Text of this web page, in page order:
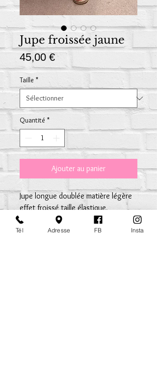
Jupe froissée jaune
45,00 €Prix
Taille *
Quantité *
Ajouter au panier
Jupe longue doublée matière légère
effet froissé taille élastique,
empiècements volantés sublimés par
des bandes de dentelle. Tissu 100%
Tél Adresse FB Insta